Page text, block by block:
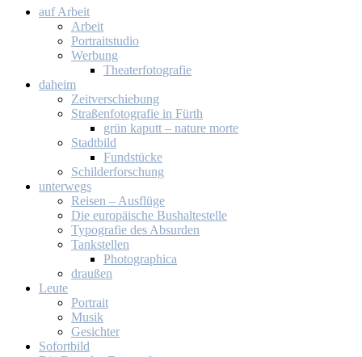
auf Ar­beit
Ar­beit
Por­trait­stu­dio
Wer­bung
Thea­ter­fo­to­gra­fie
da­heim
Zeit­ver­schie­bung
Stra­ßen­fo­to­gra­fie in Fürth
grün ka­putt – na­tu­re mor­te
Stadt­bild
Fund­stü­cke
Schil­der­for­schung
un­ter­wegs
Rei­sen – Aus­flü­ge
Die eu­ro­päi­sche Bus­hal­te­stel­le
Ty­po­gra­fie des Ab­sur­den
Tank­stel­len
Pho­to­gra­phi­ca
drau­ßen
Leu­te
Por­trait
Mu­sik
Ge­sich­ter
So­fort­bild